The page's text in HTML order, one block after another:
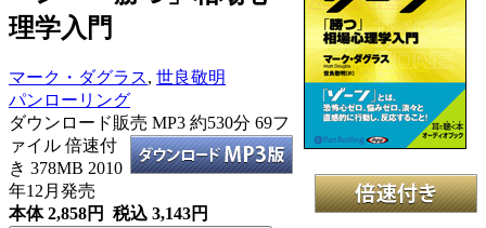
理学入門
マーク・ダグラス, 世良敬明
パンローリング
ダウンロード販売 MP3 約530分 69フ
ァイル 倍速付
き 378MB 2010
年12月発売
本体 2,858円 税込 3,143円